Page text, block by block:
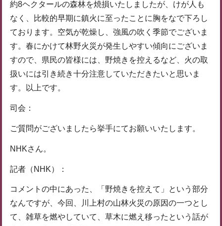
約8ヘクタールの森林を焼損いたしましたが、けが人も
なく、比較的早期に鎮火に至ったことに胸をなで下ろし
ております。空気が乾燥し、強風の吹く季節でございま
す。春にかけて林野火災が発生しやすい傾向にございま
すので、県民の皆様には、野焼きを控えるなど、火の取
扱いには引き続き十分注意していただきたいと思いま
す。以上です。
司会：
ご質問がございましたら挙手にてお願いいたします。
NHKさん。
記者（NHK）：
コメントの中にあった、「野焼きを控えて」という部分
なんですが、今回、川上村の山林火災の原因の一つとし
て、雑草を燃やしていて、草木に燃え移ったという話が